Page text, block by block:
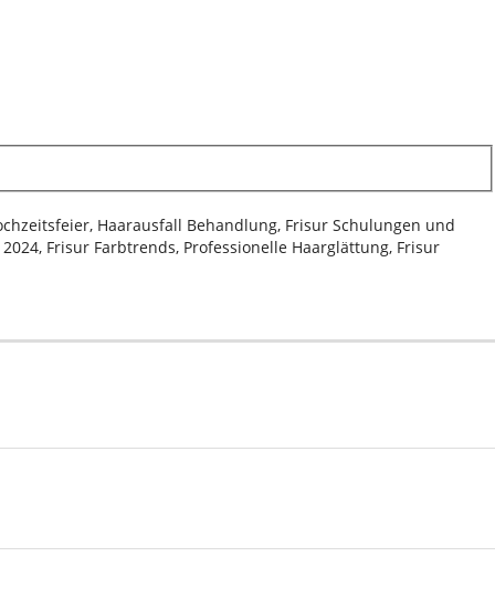
Haarausfall Behandlung, Frisur Schulungen und
Frisur Farbtrends, Professionelle Haarglättung, Frisur